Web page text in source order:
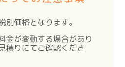
別価格となります。
金が変動する場合があり
積りにてご確認くださ